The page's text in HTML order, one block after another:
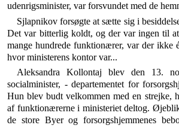
udenrigs­minister, var forsvundet med de
Sjlapnikov forsøgte at sætte sig i
Det var bitterlig koldt, og der var ingen til
mange hundrede funktionærer, var der ikke
hvor ministerens kontor var...
Aleksandra Kollontaj blev den 13.
socialminister, - departementet for
Hun blev budt velkommen med en strejke,
af funktionærerne i ministeriet deltog.
de store Byer og forsorgshjemmenes